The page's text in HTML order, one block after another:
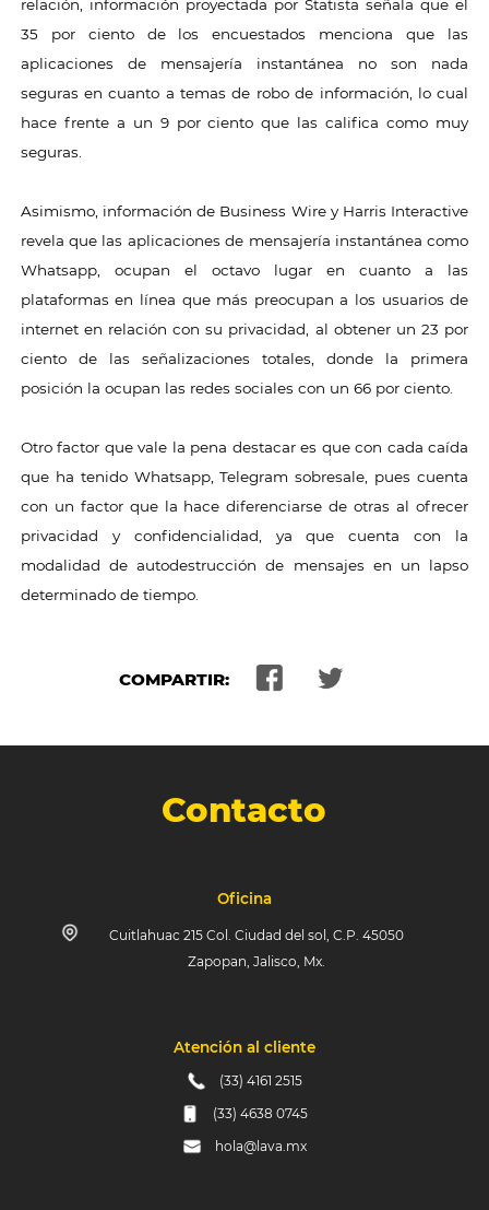
relación, información proyectada por Statista señala que el
35 por ciento de los encuestados menciona que las
aplicaciones de mensajería instantánea no son nada
seguras en cuanto a temas de robo de información, lo cual
hace frente a un 9 por ciento que las califica como muy
seguras.
Asimismo, información de Business Wire y Harris Interactive
revela que las aplicaciones de mensajería instantánea como
Whatsapp, ocupan el octavo lugar en cuanto a las
plataformas en línea que más preocupan a los usuarios de
internet en relación con su privacidad, al obtener un 23 por
ciento de las señalizaciones totales, donde la primera
posición la ocupan las redes sociales con un 66 por ciento.
Otro factor que vale la pena destacar es que con cada caída
que ha tenido Whatsapp, Telegram sobresale, pues cuenta
con un factor que la hace diferenciarse de otras al ofrecer
privacidad y confidencialidad, ya que cuenta con la
modalidad de autodestrucción de mensajes en un lapso
determinado de tiempo.
COMPARTIR:
Contacto
Oficina
Cuitlahuac 215 Col. Ciudad del sol, C.P. 45050
Zapopan, Jalisco, Mx.
Atención al cliente
(33) 4161 2515
(33) 4638 0745
hola@lava.mx